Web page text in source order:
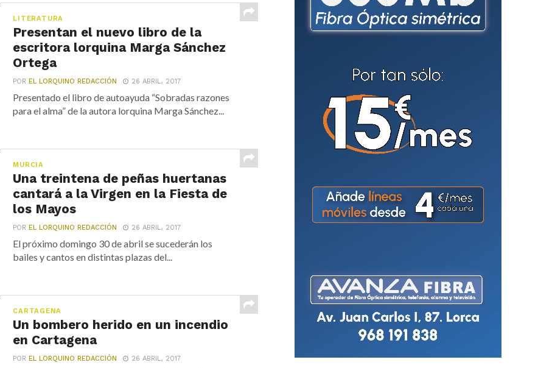
LITERATURA
Presentan el nuevo libro de la
escritora lorquina Marga Sánchez
Ortega
POR EL LORQUINO REDACCIÓN 26 ABRIL, 2017
Presentado el libro de autoayuda “Sobradas razones
para el alma” de la autora lorquina Marga Sánchez...
MURCIA
Una treintena de peñas huertanas
cantará a la Virgen en la Fiesta de
los Mayos
POR EL LORQUINO REDACCIÓN 26 ABRIL, 2017
El próximo domingo 30 de abril se sucederán los
bailes y cantos en distintas plazas del...
CARTAGENA
Un bombero herido en un incendio
en Cartagena
POR EL LORQUINO REDACCIÓN 26 ABRIL, 2017